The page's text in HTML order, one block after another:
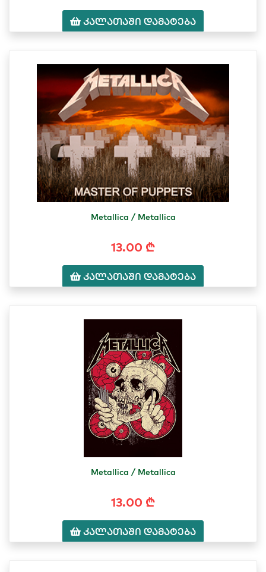
კალათაში დამატება
Metallica / Metallica
13.00 ₾
კალათაში დამატება
Metallica / Metallica
13.00 ₾
კალათაში დამატება